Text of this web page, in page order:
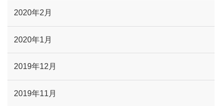
2020年2月
2020年1月
2019年12月
2019年11月